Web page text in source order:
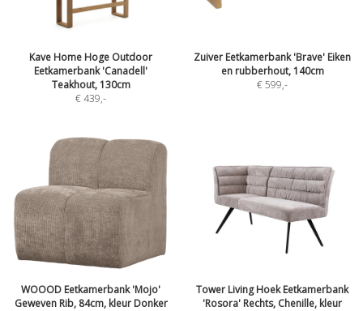
Kave Home Hoge Outdoor
Eetkamerbank 'Canadell'
Teakhout, 130cm
€ 439,-
Zuiver Eetkamerbank 'Brave' Eiken
en rubberhout, 140cm
€ 599,-
WOOOD Eetkamerbank 'Mojo'
Geweven Rib, 84cm, kleur Donker
Tower Living Hoek Eetkamerbank
'Rosora' Rechts, Chenille, kleur